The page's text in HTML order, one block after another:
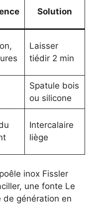
Solution
Laisser
tiédir 2 min
Spatule bois
ou silicone
Intercalaire
liège
inox Fissler
une fonte Le
de génération en